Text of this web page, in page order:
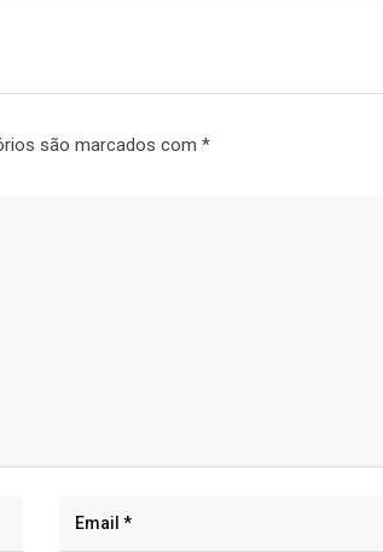
são marcados com *